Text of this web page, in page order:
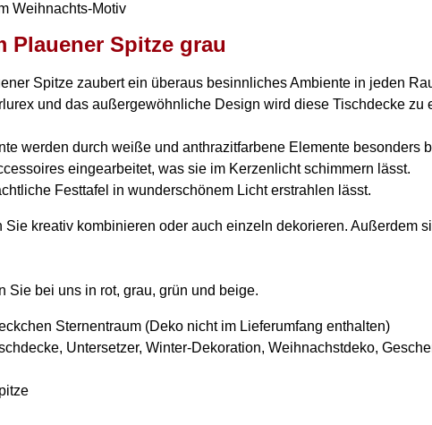
Weihnachts-Motiv
Plauener Spitze grau
Spitze zaubert ein überaus besinnliches Ambiente in jeden
und das außergewöhnliche Design wird diese Tischdecke zu
werden durch weiße und anthrazitfarbene Elemente besonders
eingearbeitet, was sie im Kerzenlicht schimmern lässt.
Festtafel in wunderschönem Licht erstrahlen lässt.
kreativ kombinieren oder auch einzeln dekorieren. Außerdem
Sie bei uns in rot, grau, grün und beige.
Sternentraum (Deko nicht im Lieferumfang enthalten)
Untersetzer, Winter-Dekoration, Weihnachstdeko,